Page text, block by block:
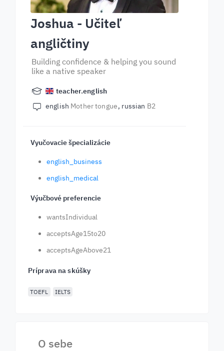
Joshua - Učiteľ
angličtiny
Building confidence & helping you sound
like a native speaker
teacher.english
english Mother tongue russian B2
Vyučovacie špecializácie
english_business
english_medical
Výučbové preferencie
wantsIndividual
acceptsAge15to20
acceptsAgeAbove21
Príprava na skúšky
TOEFL IELTS
O sebe